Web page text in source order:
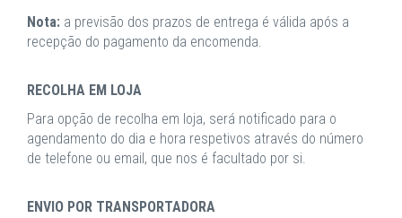
Nota: a previsão dos prazos de entrega é válida após a
recepção do pagamento da encomenda.
RECOLHA EM LOJA
Para opção de recolha em loja, será notificado para o
agendamento do dia e hora respetivos através do número
de telefone ou email, que nos é facultado por si.
ENVIO POR TRANSPORTADORA